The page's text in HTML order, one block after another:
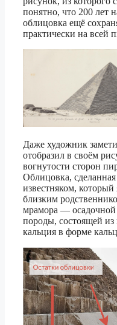
понятно, что 200 лет
облицовка ещё
практически на всей
Даже художник
отобразил в своём
вогнутости сторон
Облицовка,
известняком, который
близким
мрамора — осадочной
породы, состоящей из
кальция в форме